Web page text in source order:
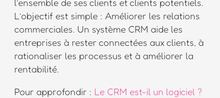
l’ensemble de ses clients et clients potentiels.
L’objectif est simple : Améliorer les relations
commerciales. Un système CRM aide les
entreprises à rester connectées aux clients, à
rationaliser les processus et à améliorer la
rentabilité.
Pour approfondir : Le CRM est-il un logiciel ?